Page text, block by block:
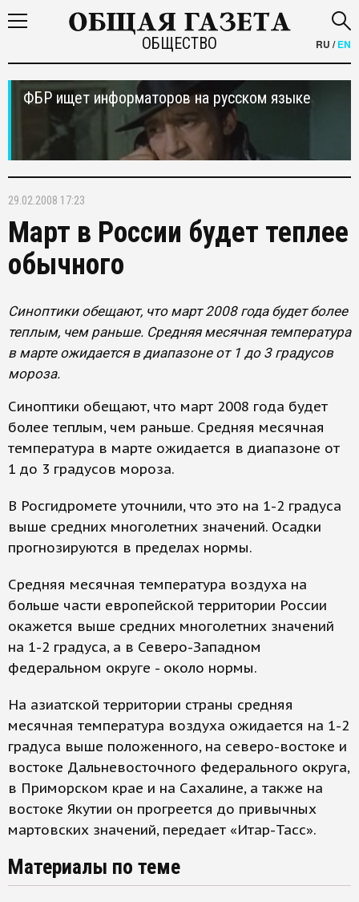
ОБЩЕСТВО RU /EN
ФБР ищет информаторов на русском языке
29.02.2008 17:23
Март в России будет теплее
обычного
Синоптики обещают, что март 2008 года будет более
теплым, чем раньше. Средняя месячная температура
в марте ожидается в диапазоне от 1 до 3 градусов
мороза.
Синоптики обещают, что март 2008 года будет
более теплым, чем раньше. Средняя месячная
температура в марте ожидается в диапазоне от
1 до 3 градусов мороза.
В Росгидромете уточнили, что это на 1-2 градуса
выше средних многолетних значений. Осадки
прогнозируются в пределах нормы.
Средняя месячная температура воздуха на
больше части европейской территории России
окажется выше средних многолетних значений
на 1-2 градуса, а в Северо-Западном
федеральном округе - около нормы.
На азиатской территории страны средняя
месячная температура воздуха ожидается на 1-2
градуса выше положенного, на северо-востоке и
востоке Дальневосточного федерального округа,
в Приморском крае и на Сахалине, а также на
востоке Якутии он прогреется до привычных
мартовских значений, передает «Итар-Тасс».
Материалы по теме